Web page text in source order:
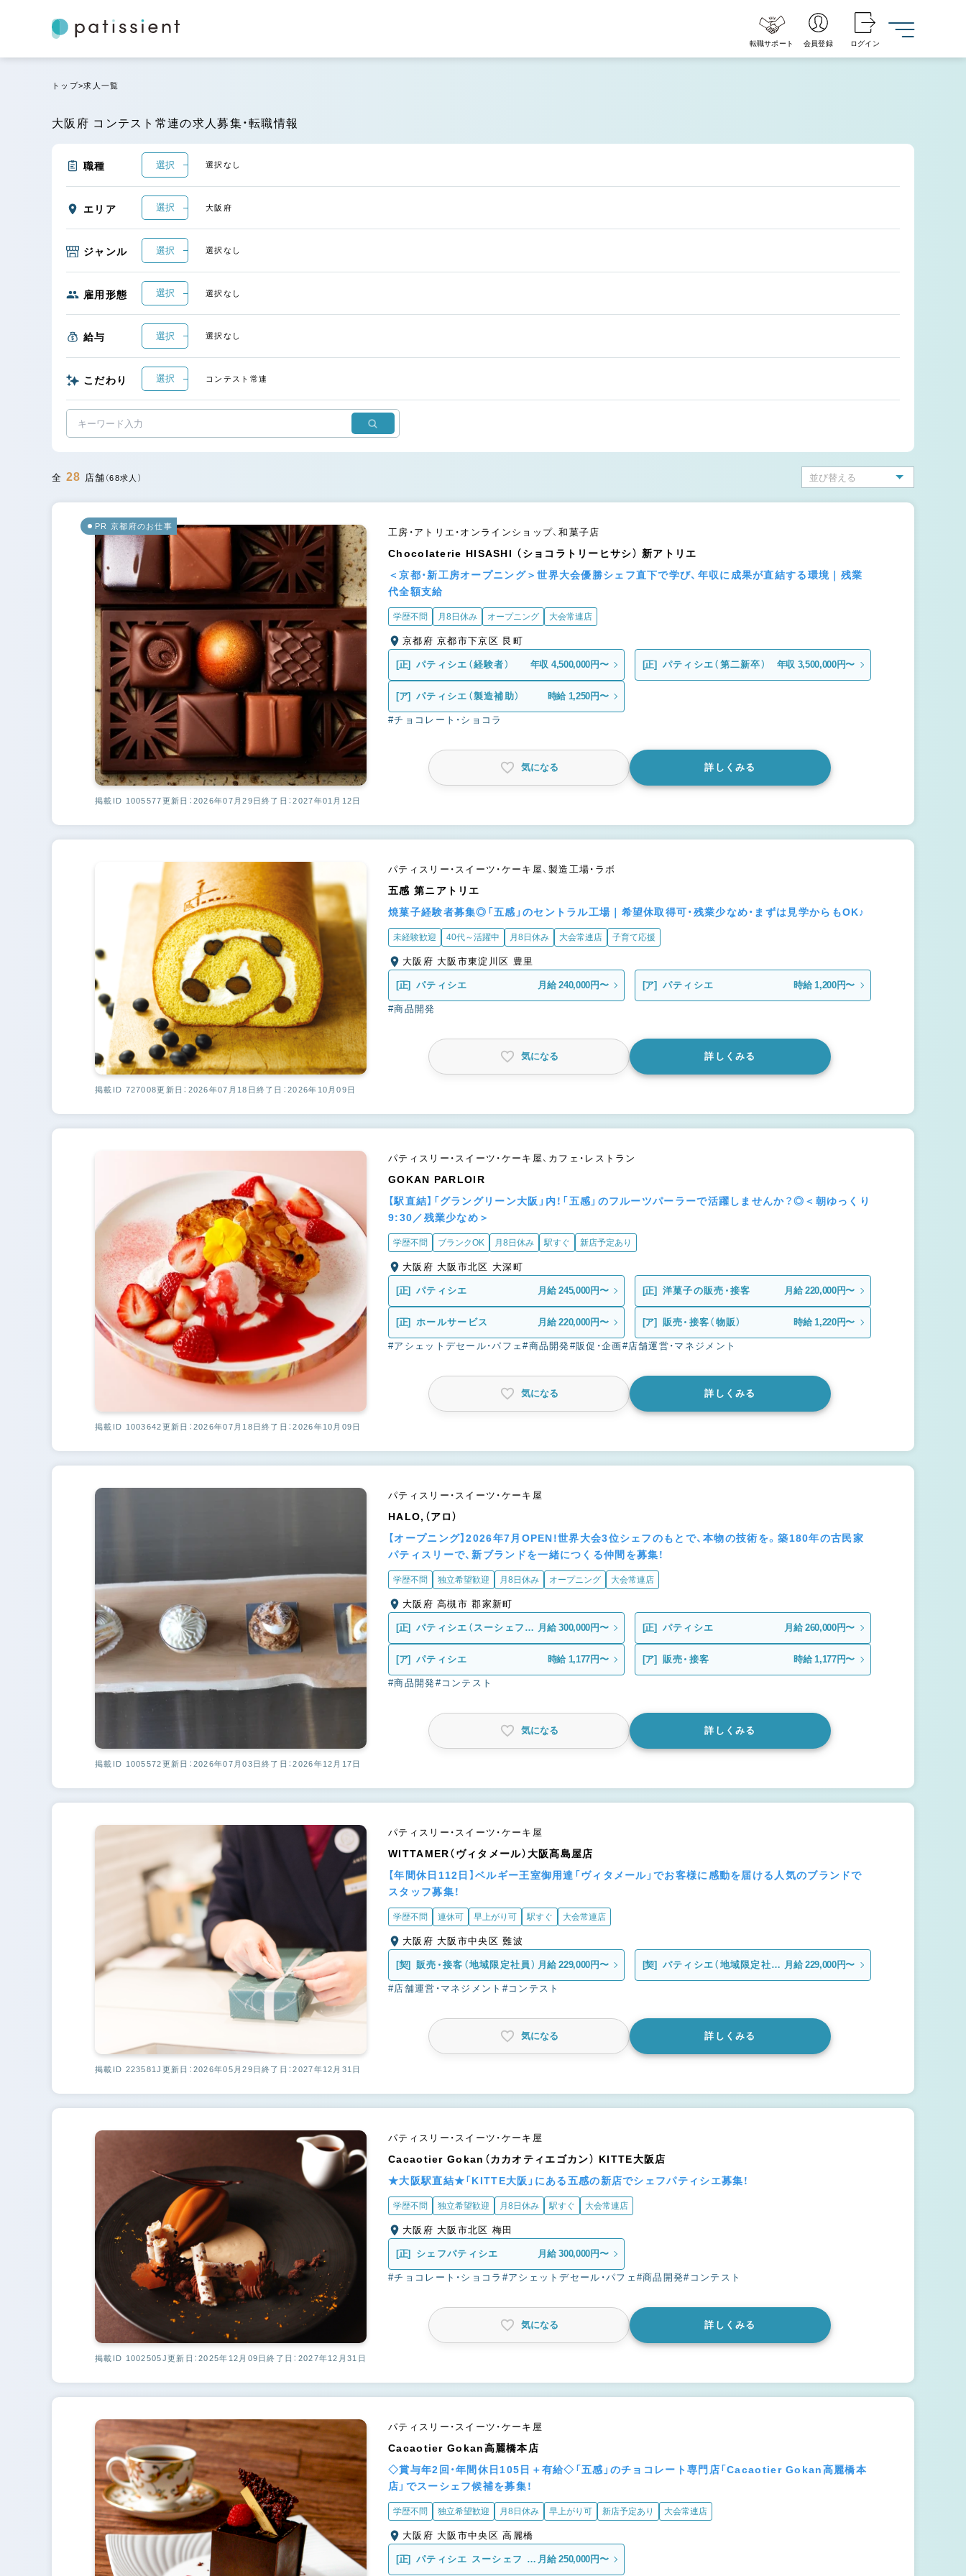
転職サポート 会員登録 ログイン
トップ 求人一覧
大阪府 コンテスト常連の求人募集・転職情報
職種 選択 選択なし
エリア 選択 大阪府
ジャンル 選択 選択なし
雇用形態 選択 選択なし
給与 選択 選択なし
こだわり 選択 コンテスト常連
全 28 店舗 （68求人）
工房・アトリエ・オンラインショップ、和菓子店
Chocolaterie HISASHI （ショコラトリーヒサシ） 新アトリエ
＜京都・新工房オープニング＞世界大会優勝シェフ直下で学び、年収に成果が直結する環境｜残業
代全額支給
PR 京都府のお仕事
学歴不問 月8日休み オープニング 大会常連店
京都府 京都市下京区 艮町
[正] パティシエ（経験者） 年収 4,500,000円〜 [正] パティシエ（第二新卒） 年収 3,500,000円〜
[ア] パティシエ（製造補助） 時給 1,250円〜
#チョコレート・ショコラ
気になる 詳しくみる
掲載ID 1005577更新日：2026年07月29日終了日：2027年01月12日
パティスリー・スイーツ・ケーキ屋、製造工場・ラボ
五感 第ニアトリエ
焼菓子経験者募集◎「五感」のセントラル工場｜希望休取得可・残業少なめ・まずは見学からもOK♪
未経験歓迎 40代～活躍中 月8日休み 大会常連店 子育て応援
大阪府 大阪市東淀川区 豊里
[正] パティシエ 月給 240,000円〜 [ア] パティシエ 時給 1,200円〜
#商品開発
気になる 詳しくみる
掲載ID 727008更新日：2026年07月18日 終了日：2026年10月09日
パティスリー・スイーツ・ケーキ屋、カフェ・レストラン
GOKAN PARLOIR
【駅直結】「グラングリーン大阪」内！「五感」のフルーツパーラーで活躍しませんか？◎＜朝ゆっくり
9:30／残業少なめ＞
学歴不問 ブランクOK 月8日休み 駅すぐ 新店予定あり
大阪府 大阪市北区 大深町
[正] パティシエ 月給 245,000円〜 [正] 洋菓子の販売・接客 月給 220,000円〜
[正] ホールサービス 月給 220,000円〜 [ア] 販売・接客（物販） 時給 1,220円〜
#アシェットデセール・パフェ#商品開発#販促・企画#店舗運営・マネジメント
気になる 詳しくみる
掲載ID 1003642更新日：2026年07月18日終了日：2026年10月09日
パティスリー・スイーツ・ケーキ屋
HALO,（アロ）
【オープニング】2026年7月OPEN!世界大会3位シェフのもとで、本物の技術を。築180年の古民家
パティスリーで、新ブランドを一緒につくる仲間を募集！
学歴不問 独立希望歓迎 月8日休み オープニング 大会常連店
大阪府 高槻市 郡家新町
[正]
パティシエ（スーシェフ候
補）
月給 300,000円〜 [正] パティシエ 月給 260,000円〜
[ア] パティシエ 時給 1,177円〜 [ア] 販売・接客 時給 1,177円〜
#商品開発#コンテスト
気になる 詳しくみる
掲載ID 1005572更新日：2026年07月03日終了日：2026年12月17日
パティスリー・スイーツ・ケーキ屋
WITTAMER（ヴィタメール）大阪髙島屋店
【年間休日112日】ベルギー王室御用達「ヴィタメール」でお客様に感動を届ける人気のブランドで
スタッフ募集！
学歴不問 連休可 早上がり可 駅すぐ 大会常連店
大阪府 大阪市中央区 難波
[契] 販売・接客（地域限定社員） 月給 229,000円〜 [契]
パティシエ（地域限定社
員）
月給 229,000円〜
#店舗運営・マネジメント #コンテスト
気になる 詳しくみる
掲載ID 223581J 更新日：2026年05月29日終了日：2027年12月31日
パティスリー・スイーツ・ケーキ屋
Cacaotier Gokan（カカオティエゴカン） KITTE大阪店
★大阪駅直結★「KITTE大阪」にある五感の新店でシェフパティシエ募集！
学歴不問 独立希望歓迎 月8日休み 駅すぐ 大会常連店
大阪府 大阪市北区 梅田
[正] シェフパティシエ 月給 300,000円〜
#チョコレート・ショコラ #アシェットデセール・パフェ #商品開発#コンテスト
気になる 詳しくみる
掲載ID 1002505J更新日：2025年12月09日終了日：2027年12月31日
パティスリー・スイーツ・ケーキ屋
Cacaotier Gokan高麗橋本店
◇賞与年2回・年間休日105日＋有給◇「五感」のチョコレート専門店「Cacaotier Gokan高麗橋本
店」でスーシェフ候補を募集！
学歴不問 独立希望歓迎 月8日休み 早上がり可 新店予定あり 大会常連店
大阪府 大阪市中央区 高麗橋
[正]
パティシエ スーシェフ 責 月給 250,000円〜